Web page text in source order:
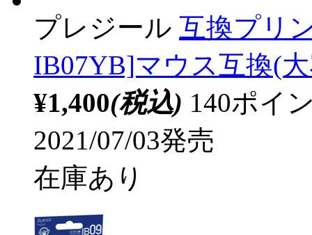
プレジール 互換プリ
IB07YB]マウス互換(
¥1,400(税込) 140ポイ
2021/07/03発売
在庫あり